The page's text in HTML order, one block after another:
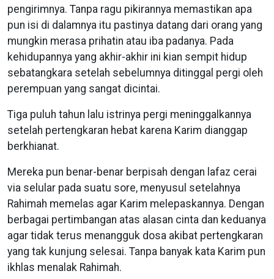
pengirimnya. Tanpa ragu pikirannya memastikan apa
pun isi di dalamnya itu pastinya datang dari orang yang
mungkin merasa prihatin atau iba padanya. Pada
kehidupannya yang akhir-akhir ini kian sempit hidup
sebatangkara setelah sebelumnya ditinggal pergi oleh
perempuan yang sangat dicintai.
Tiga puluh tahun lalu istrinya pergi meninggalkannya
setelah pertengkaran hebat karena Karim dianggap
berkhianat.
Mereka pun benar-benar berpisah dengan lafaz cerai
via selular pada suatu sore, menyusul setelahnya
Rahimah memelas agar Karim melepaskannya. Dengan
berbagai pertimbangan atas alasan cinta dan keduanya
agar tidak terus menangguk dosa akibat pertengkaran
yang tak kunjung selesai. Tanpa banyak kata Karim pun
ikhlas menalak Rahimah.